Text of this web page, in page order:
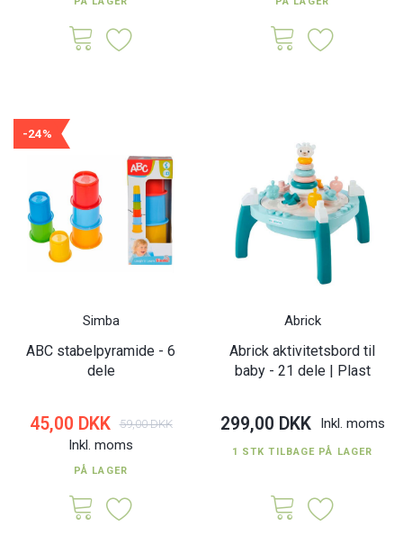
-24%
Simba
ABC stabelpyramide - 6
dele
45,00 DKK 59,00 DKK
Inkl. moms
PÅ LAGER
Abrick
Abrick aktivitetsbord til
baby - 21 dele | Plast
299,00 DKK Inkl. moms
1 STK TILBAGE PÅ LAGER